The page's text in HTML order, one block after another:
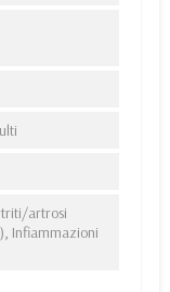
artrosi
Infiammazioni